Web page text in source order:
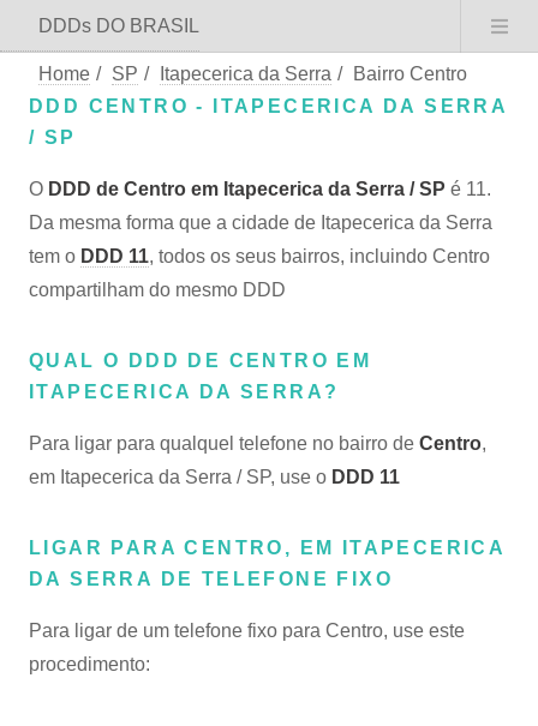
DDDs DO BRASIL
Home / SP / Itapecerica da Serra /
Bairro Centro
DDD CENTRO - ITAPECERICA DA SERRA
/ SP
O DDD de Centro em Itapecerica da Serra / SP é 11.
Da mesma forma que a cidade de Itapecerica da Serra
tem o DDD 11, todos os seus bairros, incluindo Centro
compartilham do mesmo DDD
QUAL O DDD DE CENTRO EM
ITAPECERICA DA SERRA?
Para ligar para qualquel telefone no bairro de Centro,
em Itapecerica da Serra / SP, use o DDD 11
LIGAR PARA CENTRO, EM ITAPECERICA
DA SERRA DE TELEFONE FIXO
Para ligar de um telefone fixo para Centro, use este
procedimento: